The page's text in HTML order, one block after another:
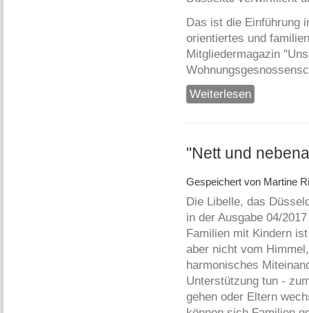
Das ist die Einführung
orientiertes und
Mitgliedermagazin
Weiterlesen
"Nett und
Gespeichert von Martine
Die Libelle, das
in der Ausgabe 04/
Familien mit Kindern
aber nicht vom
harmonisches
Unterstützung tun -
gehen oder Eltern